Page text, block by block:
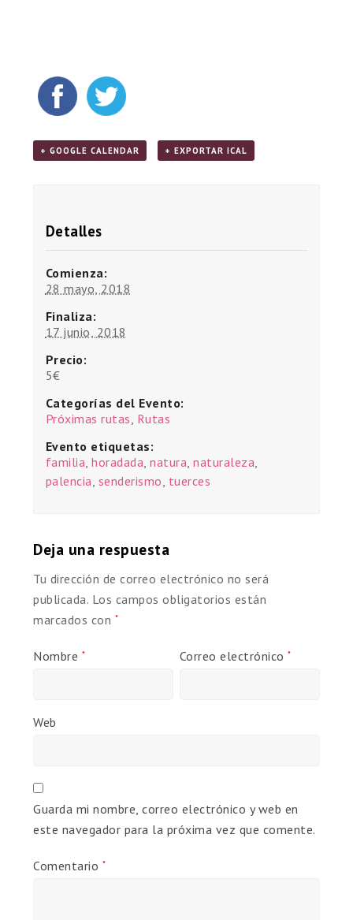
+ GOOGLE CALENDAR + EXPORTAR ICAL
Detalles
Comienza:
28 mayo, 2018
Finaliza:
17 junio, 2018
Precio:
5€
Categorías del Evento:
Próximas rutas Rutas
Evento etiquetas:
familia ,horadada ,natura ,naturaleza
palencia senderismo tuerces
Deja una respuesta
Tu dirección de correo electrónico no será
publicada. Los campos obligatorios están
marcados con *
Nombre * Correo electrónico*
Web
Guarda mi nombre, correo electrónico y web en
este navegador para la próxima vez que comente.
Comentario *